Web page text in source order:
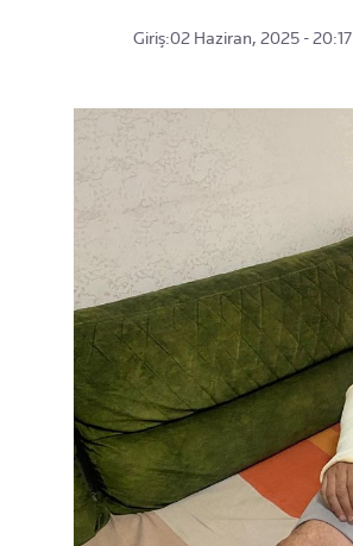
Giriş:02 Haziran, 2025 - 20:17